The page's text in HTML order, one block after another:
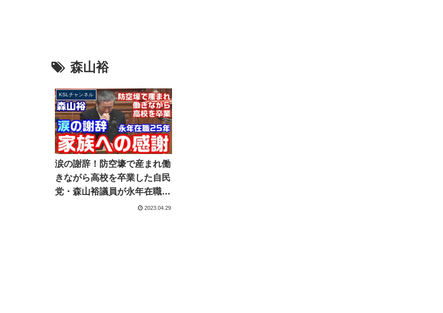
森山裕
KSLチャンネル
涙の謝辞！防空壕で産まれ働
きながら高校を卒業した自民
党・森山裕議員が永年在職25
年を支えた家族に感謝の言葉
2023.04.29